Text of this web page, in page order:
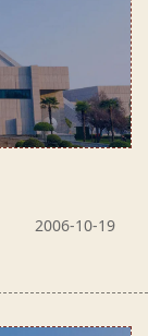
2006-10-19